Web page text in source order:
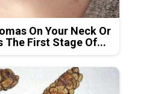
On Your Neck Or
The First Stage Of...